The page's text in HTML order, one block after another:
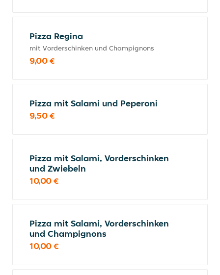
Pizza Regina
mit Vorderschinken und Champignons
9,00 €
Pizza mit Salami und Peperoni
9,50 €
Pizza mit Salami, Vorderschinken
und Zwiebeln
10,00 €
Pizza mit Salami, Vorderschinken
und Champignons
10,00 €